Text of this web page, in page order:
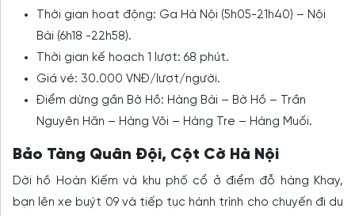
Thời gian hoạt động: Ga Hà Nội (5h05-21h40) – Nội
Bài (6h18 -22h58).
Thời gian kế hoạch 1 lượt: 68 phút.
Giá vé: 30.000 VNĐ/lượt/người.
Điểm dừng gần Bờ Hồ: Hàng Bài – Bờ Hồ – Trần
Nguyên Hãn – Hàng Vôi – Hàng Tre – Hàng Muối.
Bảo Tàng Quân Đội, Cột Cờ Hà Nội
Dời hồ Hoàn Kiếm và khu phố cổ ở điểm đỗ hàng Khay,
bạn lên xe buýt 09 và tiếp tục hành trình cho chuyến đi du